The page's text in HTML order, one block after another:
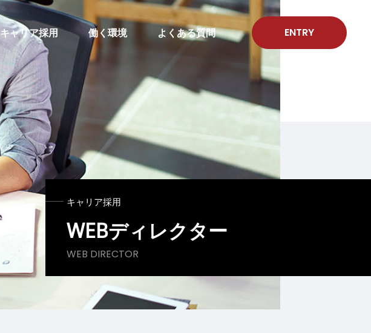
キャリア採用 働く環境 よくある質問 ENTRY
キャリア採用
WEBディレクター
WEB DIRECTOR